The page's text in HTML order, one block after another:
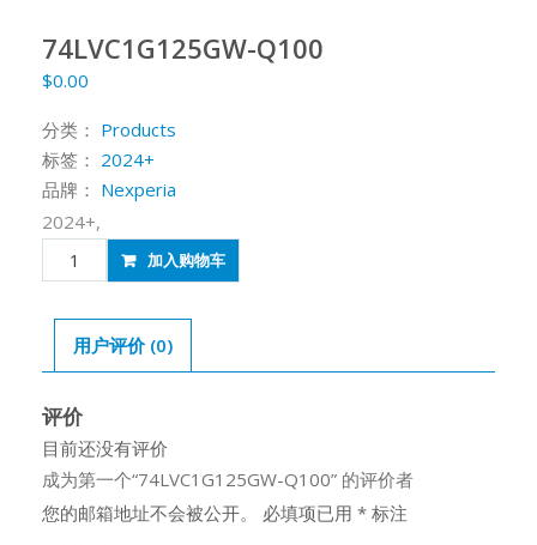
74LVC1G125GW-Q100
$0.00
分类： Products
标签： 2024+
品牌： Nexperia
2024+,
74LVC1G125GW-
Q100
加入购物车
用户评价 (0)
评价
目前还没有评价
成为第一个“74LVC1G125GW-Q100” 的评价者
您的邮箱地址不会被公开。
必填项已用 * 标注